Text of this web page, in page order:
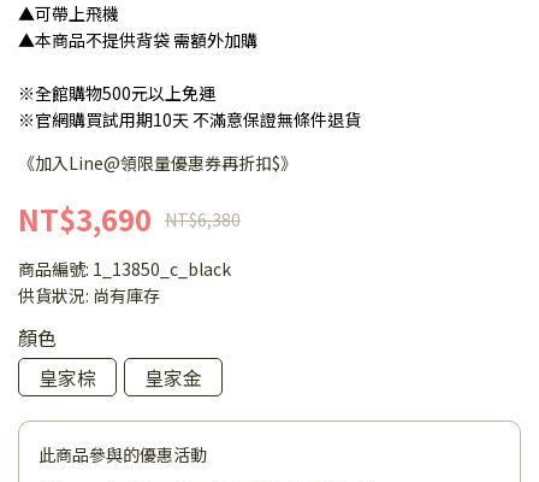
▲可帶上飛機
▲本商品不提供背袋 需額外加購
※全館購物500元以上免運
※官網購買試用期10天 不滿意保證無條件退貨
《加入Line@領限量優惠券再折扣$》
NT$3,690 NT$6,380
商品編號: 1_13850_c_black
供貨狀況: 尚有庫存
顏色
皇家棕
皇家金
此商品參與的優惠活動